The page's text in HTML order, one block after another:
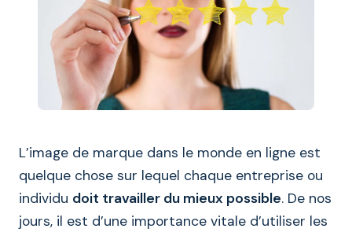
L’image de marque dans le monde en ligne est
quelque chose sur lequel chaque entreprise ou
individu doit travailler du mieux possible. De nos
jours, il est d’une importance vitale d’utiliser les